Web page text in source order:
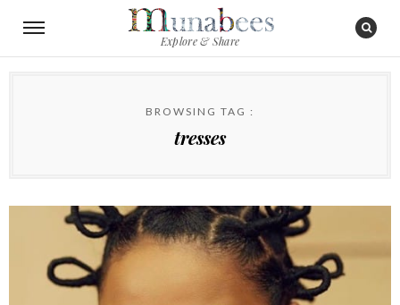
Explore & Share
BROWSING TAG :
tresses